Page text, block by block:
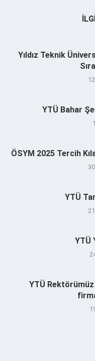
Yıldız Teknik
YTÜ Bahar
ÖSYM 2025 Tercih
YTÜ
YTÜ
YTÜ Rektörümüz